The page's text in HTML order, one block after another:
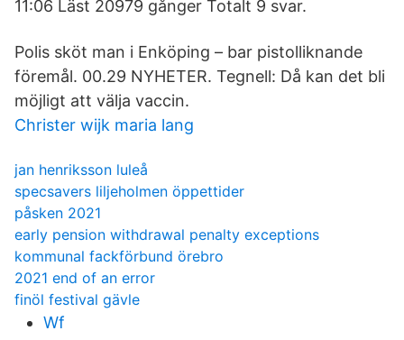
11:06 Läst 20979 gånger Totalt 9 svar.
Polis sköt man i Enköping – bar pistolliknande
föremål. 00.29 NYHETER. Tegnell: Då kan det bli
möjligt att välja vaccin.
Christer wijk maria lang
jan henriksson luleå
specsavers liljeholmen öppettider
påsken 2021
early pension withdrawal penalty exceptions
kommunal fackförbund örebro
2021 end of an error
finöl festival gävle
Wf